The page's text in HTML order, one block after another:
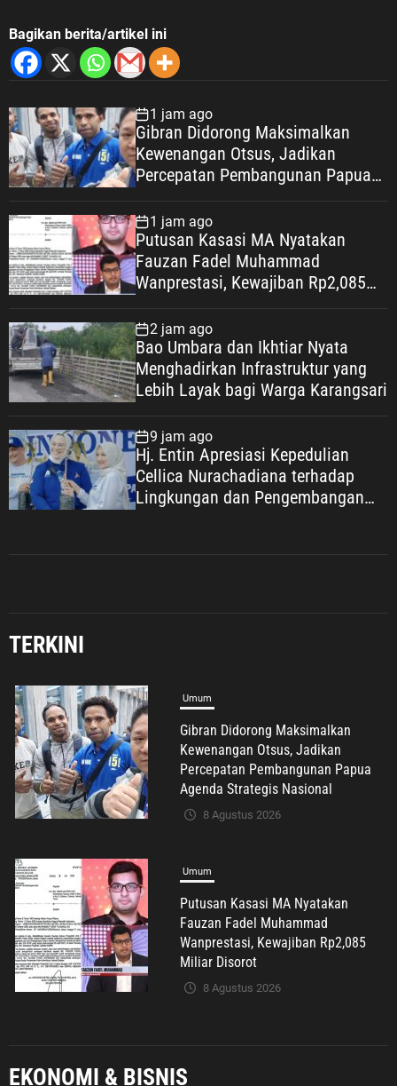
Bagikan berita/artikel ini
1 jam ago
Gibran Didorong Maksimalkan
Kewenangan Otsus, Jadikan
Percepatan Pembangunan Papua
1 jam ago
Putusan Kasasi MA Nyatakan
Fauzan Fadel Muhammad
Wanprestasi, Kewajiban Rp2,085
2 jam ago
Bao Umbara dan Ikhtiar Nyata
Menghadirkan Infrastruktur yang
Lebih Layak bagi Warga Karangsari
9 jam ago
Hj. Entin Apresiasi Kepedulian
Cellica Nurachadiana terhadap
Lingkungan dan Pengembangan
TERKINI
8 Agustus 2026
Putusan Kasasi MA Nyatakan
Fauzan Fadel Muhammad
8 Agustus 2026
Bao Umbara dan Ikhtiar Nyata
Menghadirkan Infrastruktur yang
EKONOMI & BISNIS